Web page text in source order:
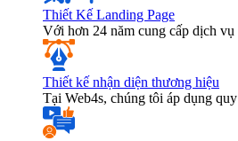
Thiết Kế Landing Page
Với hơn 24 năm cung cấp dịch
Thiết kế nhận diện thương hiệu
Tại Web4s, chúng tôi áp dụng